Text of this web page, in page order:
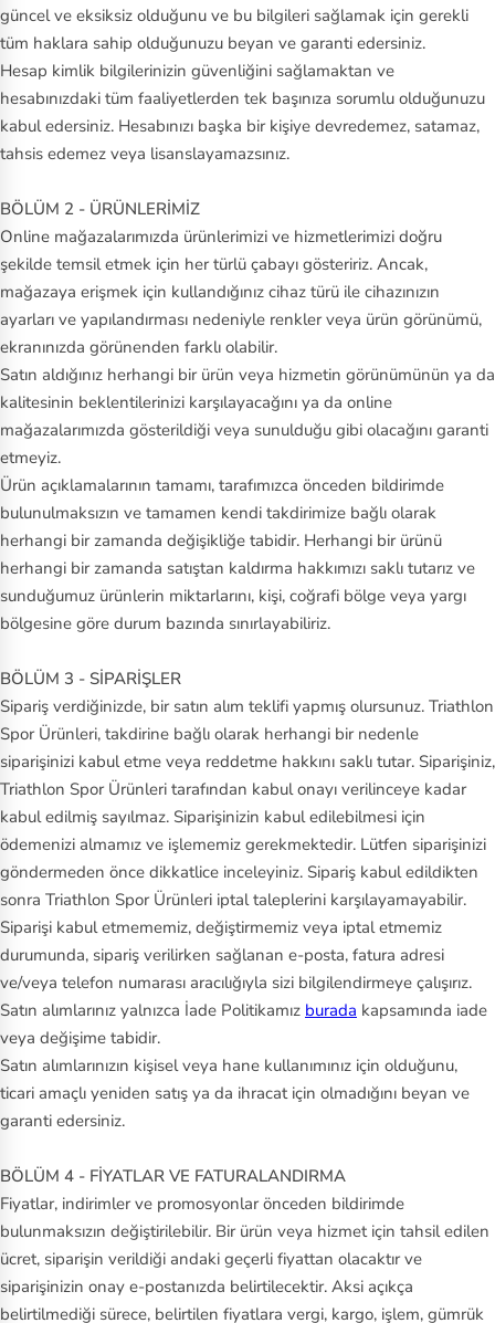
S
al
o
m
n
S
au
co
ny
S
ke
ch
er
s
Sl
a
m
St
an
le
y
Ti
m
b
er
la
n
d
A
r
m
o
ur
güncel ve eksiksiz olduğunu ve bu bilgileri sağlamak için gerekli
tüm haklara sahip olduğunuzu beyan ve garanti edersiniz.
Hesap kimlik bilgilerinizin güvenliğini sağlamaktan ve
hesabınızdaki tüm faaliyetlerden tek başınıza sorumlu olduğunuzu
kabul edersiniz. Hesabınızı başka bir kişiye devredemez, satamaz,
tahsis edemez veya lisanslayamazsınız.
BÖLÜM 2 - ÜRÜNLERİMİZ
Online mağazalarımızda ürünlerimizi ve hizmetlerimizi doğru
şekilde temsil etmek için her türlü çabayı gösteririz. Ancak,
mağazaya erişmek için kullandığınız cihaz türü ile cihazınızın
ayarları ve yapılandırması nedeniyle renkler veya ürün görünümü,
ekranınızda görünenden farklı olabilir.
Satın aldığınız herhangi bir ürün veya hizmetin görünümünün ya da
kalitesinin beklentilerinizi karşılayacağını ya da online
mağazalarımızda gösterildiği veya sunulduğu gibi olacağını garanti
etmeyiz.
Ürün açıklamalarının tamamı, tarafımızca önceden bildirimde
bulunulmaksızın ve tamamen kendi takdirimize bağlı olarak
herhangi bir zamanda değişikliğe tabidir. Herhangi bir ürünü
herhangi bir zamanda satıştan kaldırma hakkımızı saklı tutarız ve
sunduğumuz ürünlerin miktarlarını, kişi, coğrafi bölge veya yargı
bölgesine göre durum bazında sınırlayabiliriz.
BÖLÜM 3 - SİPARİŞLER
Sipariş verdiğinizde, bir satın alım teklifi yapmış olursunuz. Triathlon
Spor Ürünleri, takdirine bağlı olarak herhangi bir nedenle
siparişinizi kabul etme veya reddetme hakkını saklı tutar. Siparişiniz,
Triathlon Spor Ürünleri tarafından kabul onayı verilinceye kadar
kabul edilmiş sayılmaz. Siparişinizin kabul edilebilmesi için
ödemenizi almamız ve işlememiz gerekmektedir. Lütfen siparişinizi
göndermeden önce dikkatlice inceleyiniz. Sipariş kabul edildikten
sonra Triathlon Spor Ürünleri iptal taleplerini karşılayamayabilir.
Siparişi kabul etmememiz, değiştirmemiz veya iptal etmemiz
durumunda, sipariş verilirken sağlanan e-posta, fatura adresi
ve/veya telefon numarası aracılığıyla sizi bilgilendirmeye çalışırız.
Satın alımlarınız yalnızca İade Politikamız burada kapsamında iade
veya değişime tabidir.
Satın alımlarınızın kişisel veya hane kullanımınız için olduğunu,
ticari amaçlı yeniden satış ya da ihracat için olmadığını beyan ve
garanti edersiniz.
BÖLÜM 4 - FİYATLAR VE FATURALANDIRMA
Fiyatlar, indirimler ve promosyonlar önceden bildirimde
bulunmaksızın değiştirilebilir. Bir ürün veya hizmet için tahsil edilen
ücret, siparişin verildiği andaki geçerli fiyattan olacaktır ve
siparişinizin onay e-postanızda belirtilecektir. Aksi açıkça
belirtilmediği sürece, belirtilen fiyatlara vergi, kargo, işlem, gümrük